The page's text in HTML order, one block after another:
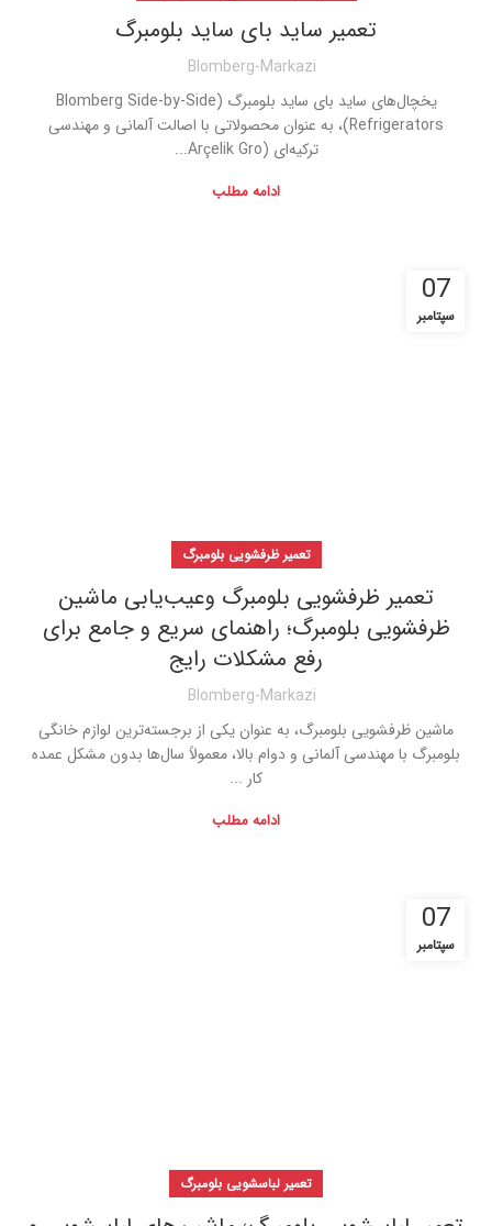
تعمیر ساید بای ساید بلومبرگ
Blomberg-Markazi
یخچال‌های ساید بای ساید بلومبرگ (Blomberg Side-by-Side
Refrigerators)، به عنوان محصولاتی با اصالت آلمانی و مهندسی
ترکیه‌ای (Arçelik Gro...
ادامه مطلب
07
سپتامبر
تعمیر ظرفشویی بلومبرگ
تعمیر ظرفشویی بلومبرگ وعیب‌یابی ماشین
ظرفشویی بلومبرگ؛ راهنمای سریع و جامع برای
رفع مشکلات رایج
Blomberg-Markazi
ماشین ظرفشویی بلومبرگ، به عنوان یکی از برجسته‌ترین لوازم خانگی
بلومبرگ با مهندسی آلمانی و دوام بالا، معمولاً سال‌ها بدون مشکل عمده
کار ...
ادامه مطلب
07
سپتامبر
تعمیر لباسشویی بلومبرگ